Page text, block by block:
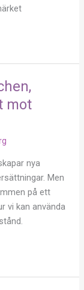
mot
nya
Men
på ett
vi kan använda